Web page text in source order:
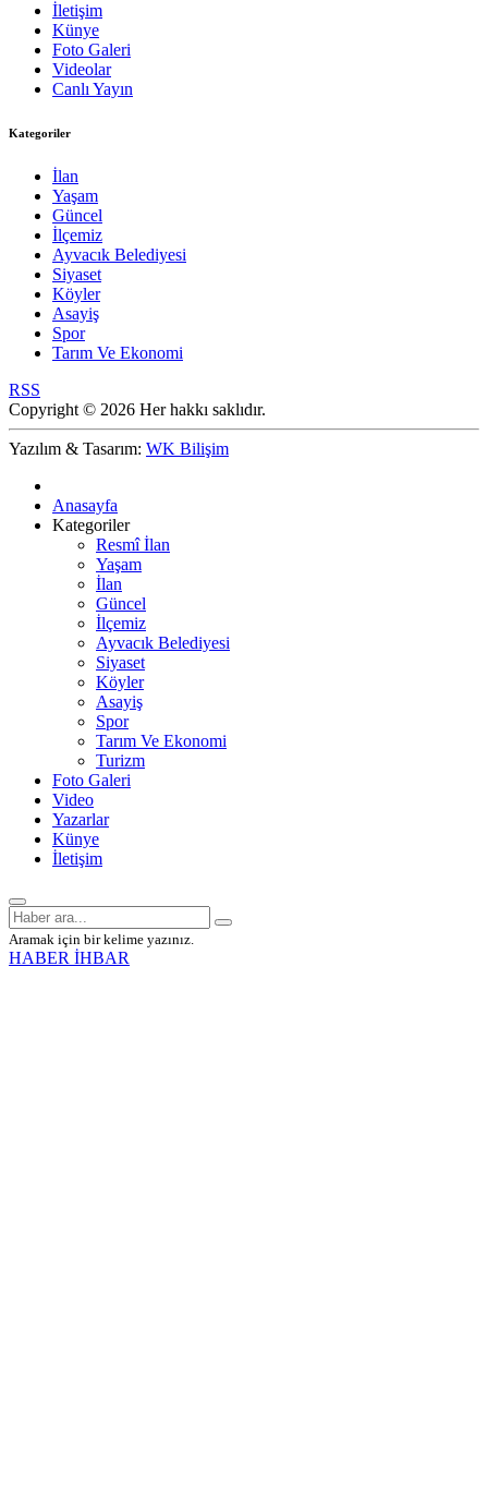
İletişim
Künye
Foto Galeri
Videolar
Canlı Yayın
Kategoriler
İlan
Yaşam
Güncel
İlçemiz
Ayvacık Belediyesi
Siyaset
Köyler
Asayiş
Spor
Tarım Ve Ekonomi
RSS
Copyright © 2026 Her hakkı saklıdır.
Yazılım & Tasarım: WK Bilişim
Anasayfa
Kategoriler
Resmî İlan
Yaşam
İlan
Güncel
İlçemiz
Ayvacık Belediyesi
Siyaset
Köyler
Asayiş
Spor
Tarım Ve Ekonomi
Turizm
Foto Galeri
Video
Yazarlar
Künye
İletişim
Aramak için bir kelime yazınız.
HABER İHBAR